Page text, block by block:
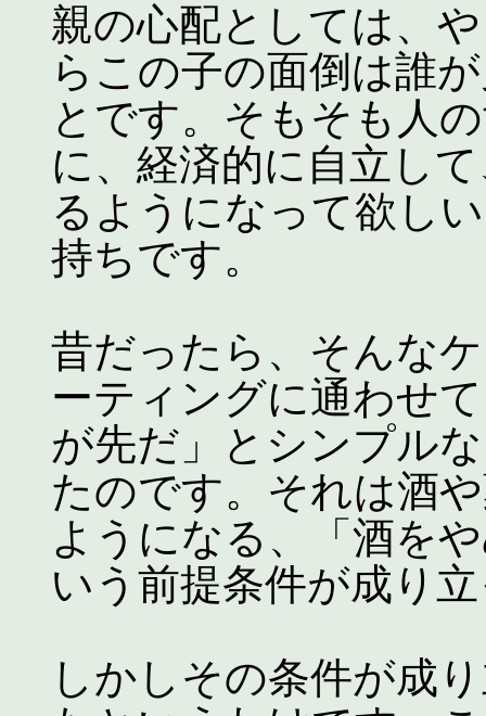
親の心配としては、
らこの子の面倒は誰
とです。そもそも人
に、経済的に自立し
るようになって欲し
持ちです。
昔だったら、そんな
ーティングに通わせ
が先だ」とシンプル
たのです。それは酒
ようになる、「酒を
いう前提条件が成り
しかしその条件が成